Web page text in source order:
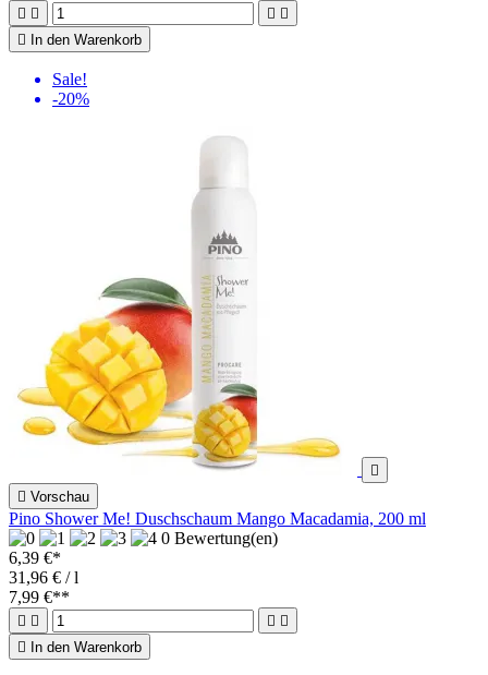
   
 In den Warenkorb
Sale!
-20%

 Vorschau
Pino Shower Me! Duschschaum Mango Macadamia, 200 ml
0 Bewertung(en)
6,39 €*
31,96 € / l
7,99 €**
   
 In den Warenkorb